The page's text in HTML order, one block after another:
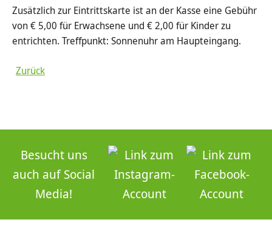
Zusätzlich zur Eintrittskarte ist an der Kasse eine Gebühr
von € 5,00 für Erwachsene und € 2,00 für Kinder zu
entrichten. Treffpunkt: Sonnenuhr am Haupteingang.
Zurück
Besucht uns
auch auf Social
Media!